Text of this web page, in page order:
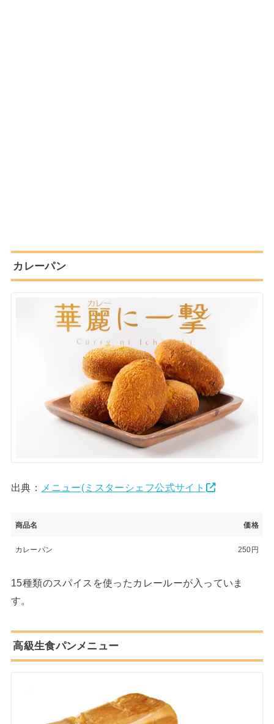
カレーパン
出典： メニュー(ミスターシェフ公式サイト
商品名 価格
カレーパン 250円
15種類のスパイスを使ったカレールーが入っていま
す。
高級生食パンメニュー